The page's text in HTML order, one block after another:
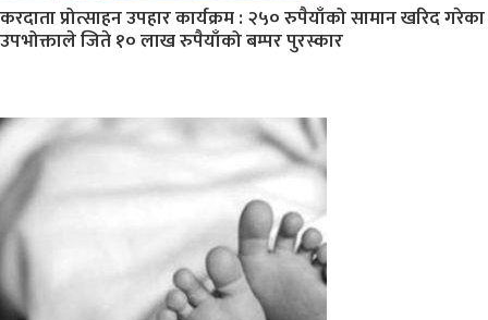
करदाता प्रोत्साहन उपहार कार्यक्रम : २५० रुपैयाँको सामान खरिद गरेका
उपभोक्ताले जिते १० लाख रुपैयाँको बम्पर पुरस्कार